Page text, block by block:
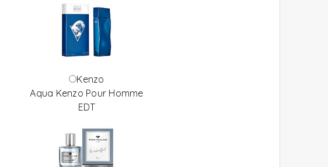
Kenzo
Aqua Kenzo Pour Homme
EDT